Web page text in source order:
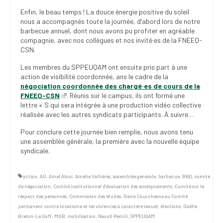
(FNEEQ)
Vignettes
Nouvelles du
SPPEUQAM
Communiqués
SPPEUQAM@ctualités
et Bilans
SCCUQ info
SCCUQ intervention
Enfin, le beau temps ! La douce énergie positive du soleil
nous a accompagnés toute la journée, d’abord lors de notre
barbecue annuel, dont nous avons pu profiter en agréable
compagnie, avec nos collègues et nos invité·es de la FNEEQ-
CSN.
Les membres du SPPEUQAM ont ensuite pris part à une
action de visibilité coordonnée, ans le cadre de la
négociation coordonnée des chargé·es de cours de la
FNEEQ-CSN
. Réunis sur le campus, ils ont formé une
lettre « S qui sera intégrée à une production vidéo collective
réalisée avec les autres syndicats participants. À suivre…
Pour conclure cette journée bien remplie, nous avons tenu
une assemblée générale, la première avec la nouvelle équipe
syndicale.
action, AG, Amel Aloui, Amélie Vallières, assemblée générale, barbecue, BBQ, comité
de négociation, Comité institutionnel d'évaluation des enseignements, Comité sur le
respect des personnes, Commission des études, Denis Courchesne au Comité
permanent contre le sexisme et les violences à caractère sexuel, élections, Gaëlle
Breton-Le Goff, MOB, mobilisation, Naoufi Remili, SPPEUQAM